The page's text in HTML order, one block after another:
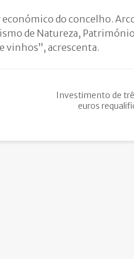
do concelho.
de Natureza,
vinhos”, acrescenta.
Investimento de
euros